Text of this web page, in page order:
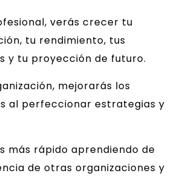
verás crecer tu
tu rendimiento, tus
y tu proyección de futuro.
mejorarás los
al perfeccionar estrategias y
más rápido aprendiendo de
de otras organizaciones y